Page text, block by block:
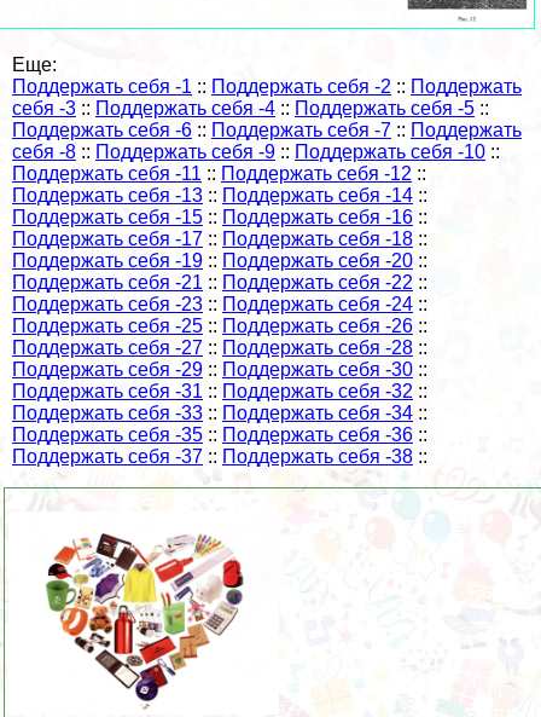
Еще:
Поддержать себя -1 :: Поддержать себя -2 :: Поддержать
себя -3 :: Поддержать себя -4 :: Поддержать себя -5 ::
Поддержать себя -6 :: Поддержать себя -7 :: Поддержать
себя -8 :: Поддержать себя -9 :: Поддержать себя -10 ::
Поддержать себя -11 :: Поддержать себя -12 ::
Поддержать себя -13 :: Поддержать себя -14 ::
Поддержать себя -15 :: Поддержать себя -16 ::
Поддержать себя -17 :: Поддержать себя -18 ::
Поддержать себя -19 :: Поддержать себя -20 ::
Поддержать себя -21 :: Поддержать себя -22 ::
Поддержать себя -23 :: Поддержать себя -24 ::
Поддержать себя -25 :: Поддержать себя -26 ::
Поддержать себя -27 :: Поддержать себя -28 ::
Поддержать себя -29 :: Поддержать себя -30 ::
Поддержать себя -31 :: Поддержать себя -32 ::
Поддержать себя -33 :: Поддержать себя -34 ::
Поддержать себя -35 :: Поддержать себя -36 ::
Поддержать себя -37 :: Поддержать себя -38 ::